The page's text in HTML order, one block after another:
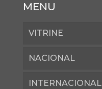
MENU
VITRINE
NACIONAL
INTERNACIONAL